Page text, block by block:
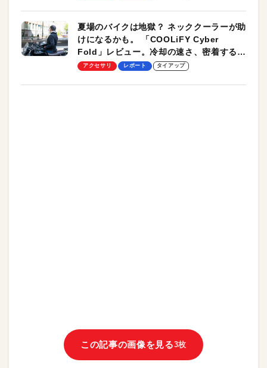
夏場のバイクは地獄？ ネッククーラーが助
けになるかも。 「COOLiFY Cyber
Fold」レビュー。冷却の速さ、密着する冷
却プレート、シンプルな操作性がグッド！
アクセサリ レポート タイアップ
この記事の画像を見る3枚